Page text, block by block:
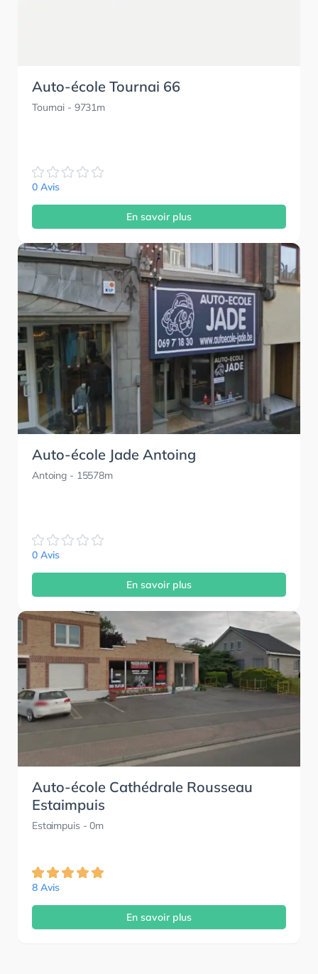
Auto-école Tournai 66
Tournai - 9731m
0 Avis
En savoir plus
Auto-école Jade Antoing
Antoing - 15578m
0 Avis
En savoir plus
Auto-école Cathédrale Rousseau
Estaimpuis
Estaimpuis - 0m
8 Avis
En savoir plus